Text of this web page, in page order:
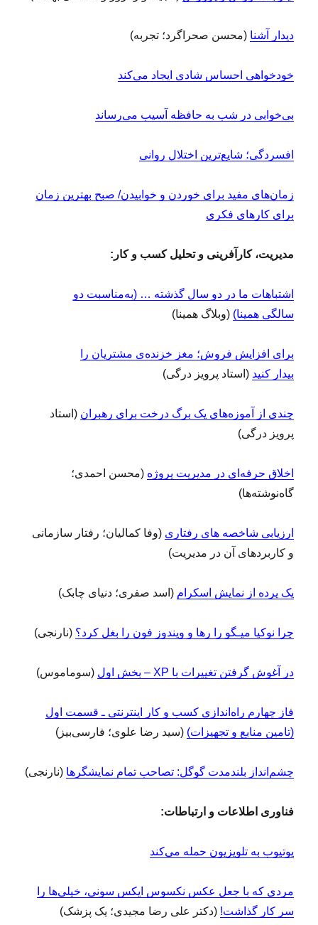
دیدار آشنا (محسن صحراگرد؛ تجربه)
خودخواهی احساس شادی ایجاد می‌کند
بی‌خوابی در شب به حافظه آسیب می‌رساند
افسردگی؛ شایع‌ترین اختلال روانی
زمان‌های مفید برای خوردن و خوابیدن/ صبح بهترین زمان
برای کارهای فکری
مدیریت، کارآفرینی و تحلیل کسب و کار:
اشتباهات ما در دو سال گذشته … (به‌مناسبت دو
سالگی همینا) (وبلاگ همینا)
برای افزایش فروش؛ مغز خزنده‌ی مشتریان را
بیدار کنید (استاد پرویز درگی)
چندی از آموزه‌های یک برگ درخت برای رهبران (استاد
پرویز درگی)
اخلاق حرفه‌ای در مدیریت پروژه (محسن احمدی؛
گاه‌نوشته‌ها)
ارزیابی شاخصه های رفتاری (وفا کمالیان؛ رفتار سازمانی
و کاربردهای آن در مدیریت)
یک پرده از نمایش اسکرام (اسد صفری؛ دنیای چابک)
چرا نوکیا میـگو را رها و ویندوز فون را بغل کرد؟ (نارنجی)
در آغوش گرفتن تغییرات با XP – بخش اول (سوماموس)
فاز چهارم راه‌اندازی کسب و کار اینترنتی ـ قسمت اول
(تامین منابع و تجهیزات) (سید رضا علوی؛ فارسی‌بیز)
چشم‌انداز بلندمدت گوگل: تصاحب تمام نمایشگرها (نارنجی)
فناوری اطلاعات و ارتباطات:
یوتیوب به تلویزیون حمله می‌کند
مردی که با جعل عکس نکسوس ایکس سونی، خیلی‌ها را
سر کار گذاشت! (دکتر علی رضا مجیدی؛ یک پزشک)